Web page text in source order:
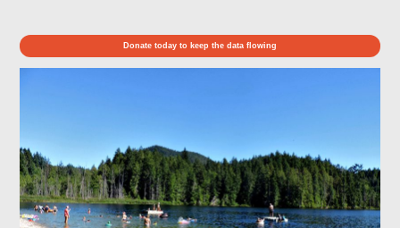
Donate today to keep the data flowing